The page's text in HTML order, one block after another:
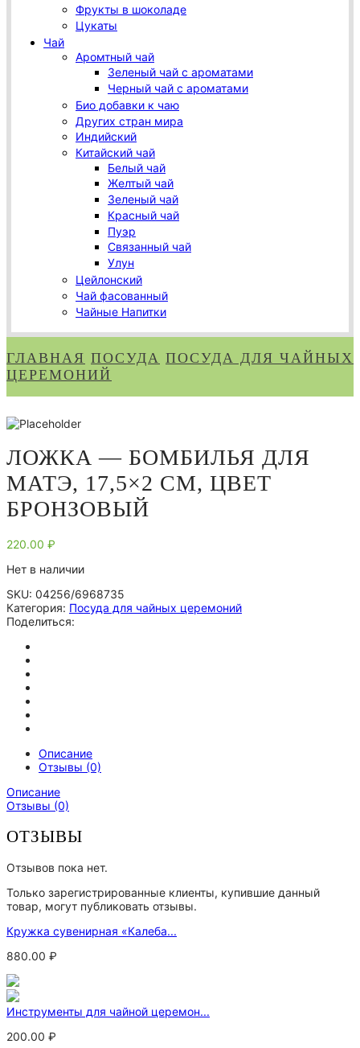
Фрукты в шоколаде
Цукаты
Чай
Аромтный чай
Зеленый чай с ароматами
Черный чай с ароматами
Био добавки к чаю
Других стран мира
Индийский
Китайский чай
Белый чай
Желтый чай
Зеленый чай
Красный чай
Пуэр
Связанный чай
Улун
Цейлонский
Чай фасованный
Чайные Напитки
ГЛАВНАЯ ПОСУДА ПОСУДА ДЛЯ ЧАЙНЫХ
ЦЕРЕМОНИЙ
ЛОЖКА — БОМБИЛЬЯ ДЛЯ
МАТЭ, 17,5×2 СМ, ЦВЕТ
БРОНЗОВЫЙ
220.00 ₽
Нет в наличии
SKU: 04256/6968735
Категория: Посуда для чайных церемоний
Поделиться:
Описание
Отзывы (0)
Описание
Отзывы (0)
ОТЗЫВЫ
Отзывов пока нет.
Только зарегистрированные клиенты, купившие данный
товар, могут публиковать отзывы.
Кружка сувенирная «Калеба...
880.00 ₽
Инструменты для чайной церемон...
200.00 ₽